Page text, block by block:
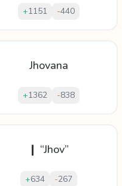
+1151 -440
Jhovana
+1362 -838
❙ “Jhov”
+634 -267